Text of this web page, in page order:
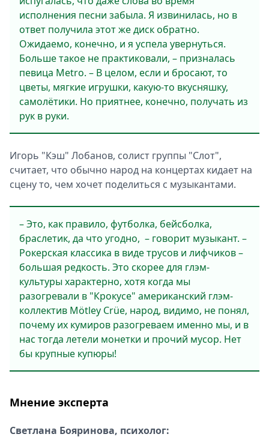
исполнения песни забыла. Я извинилась, но в
ответ получила этот же диск обратно.
Ожидаемо, конечно, и я успела увернуться.
Больше такое не практиковали, – призналась
певица Metro. – В целом, если и бросают, то
цветы, мягкие игрушки, какую-то вкусняшку,
самолётики. Но приятнее, конечно, получать из
рук в руки.
Игорь "Кэш" Лобанов, солист группы "Слот",
считает, что обычно народ на концертах кидает на
сцену то, чем хочет поделиться с музыкантами.
– Это, как правило, футболка, бейсболка,
браслетик, да что угодно, – говорит музыкант. –
Рокерская классика в виде трусов и лифчиков –
большая редкость. Это скорее для глэм-
культуры характерно, хотя когда мы
разогревали в "Крокусе" американский глэм-
коллектив Mötley Crüe, народ, видимо, не понял,
почему их кумиров разогреваем именно мы, и в
нас тогда летели монетки и прочий мусор. Нет
бы крупные купюры!
Мнение эксперта
Светлана Бояринова, психолог: